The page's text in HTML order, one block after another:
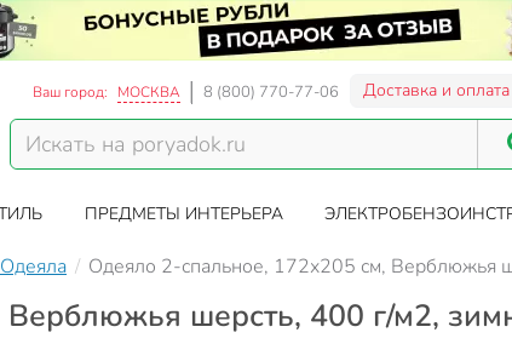
Ваш город: МОСКВА 8 (800) 770-77-06 Доставка и оплата
ПРЕДМЕТЫ ИНТЕРЬЕРА
Одеяла Одеяло 2-спальное, 172х205 см, Верблюжья
шерсть, 400 г/м2,